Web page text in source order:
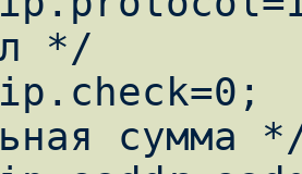
*/
сумма